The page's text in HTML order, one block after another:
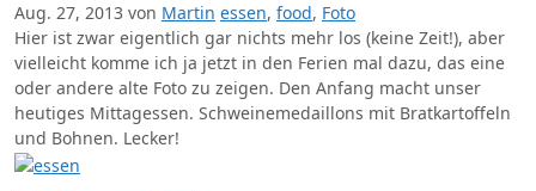
Aug. 27, 2013 von Martin essen, food, Foto
Hier ist zwar eigentlich gar nichts mehr los (keine Zeit!), aber
vielleicht komme ich ja jetzt in den Ferien mal dazu, das eine
oder andere alte Foto zu zeigen. Den Anfang macht unser
heutiges Mittagessen. Schweinemedaillons mit Bratkartoffeln
und Bohnen. Lecker!